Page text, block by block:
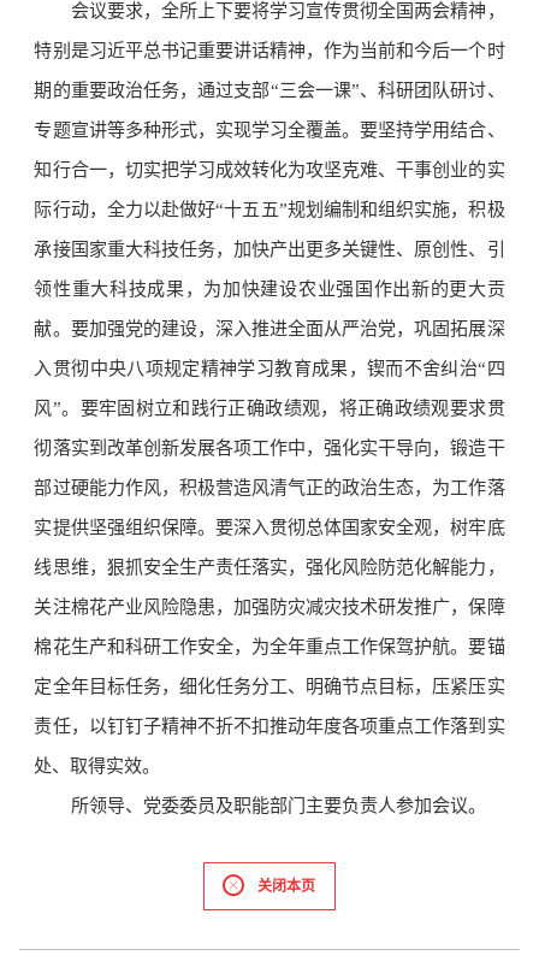
会议要求，全所上下要将学习宣传贯彻全国两会精神，
特别是习近平总书记重要讲话精神，作为当前和今后一个时
期的重要政治任务，通过支部“三会一课”、科研团队研讨、
专题宣讲等多种形式，实现学习全覆盖。要坚持学用结合、
知行合一，切实把学习成效转化为攻坚克难、干事创业的实
际行动，全力以赴做好“十五五”规划编制和组织实施，积极
承接国家重大科技任务，加快产出更多关键性、原创性、引
领性重大科技成果，为加快建设农业强国作出新的更大贡
献。要加强党的建设，深入推进全面从严治党，巩固拓展深
入贯彻中央八项规定精神学习教育成果，锲而不舍纠治“四
风”。要牢固树立和践行正确政绩观，将正确政绩观要求贯
彻落实到改革创新发展各项工作中，强化实干导向，锻造干
部过硬能力作风，积极营造风清气正的政治生态，为工作落
实提供坚强组织保障。要深入贯彻总体国家安全观，树牢底
线思维，狠抓安全生产责任落实，强化风险防范化解能力，
关注棉花产业风险隐患，加强防灾减灾技术研发推广，保障
棉花生产和科研工作安全，为全年重点工作保驾护航。要锚
定全年目标任务，细化任务分工、明确节点目标，压紧压实
责任，以钉钉子精神不折不扣推动年度各项重点工作落到实
处、取得实效。
所领导、党委委员及职能部门主要负责人参加会议。
关闭本页